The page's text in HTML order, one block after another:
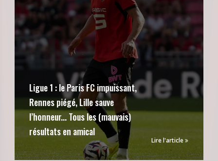
Ligue 1 : le Paris FC impuissant,
Rennes piégé, Lille sauve
l’honneur... Tous les (mauvais)
résultats en amical
Lire l'article